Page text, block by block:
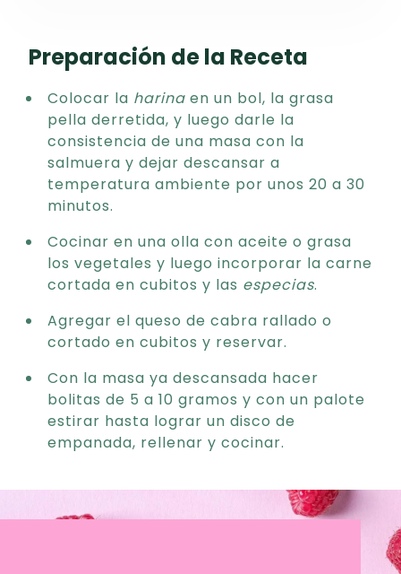
Preparación de la Receta
Colocar la harina en un bol, la grasa
pella derretida, y luego darle la
consistencia de una masa con la
salmuera y dejar descansar a
temperatura ambiente por unos 20 a 30
minutos.
Cocinar en una olla con aceite o grasa
los vegetales y luego incorporar la carne
cortada en cubitos y las especias.
Agregar el queso de cabra rallado o
cortado en cubitos y reservar.
Con la masa ya descansada hacer
bolitas de 5 a 10 gramos y con un palote
estirar hasta lograr un disco de
empanada, rellenar y cocinar.